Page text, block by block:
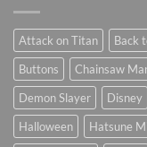
Attack on Titan Back
Buttons
Chainsaw
Demon Slayer
Disney
Halloween
Hatsune